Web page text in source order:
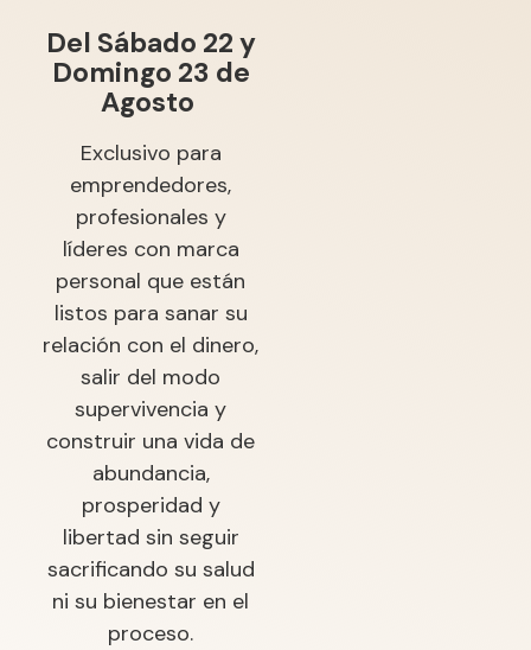
Del Sábado 22 y
Domingo 23 de
Agosto
Exclusivo para
emprendedores,
profesionales y
líderes con marca
personal que están
listos para sanar su
relación con el dinero,
salir del modo
supervivencia y
construir una vida de
abundancia,
prosperidad y
libertad sin seguir
sacrificando su salud
ni su bienestar en el
proceso.